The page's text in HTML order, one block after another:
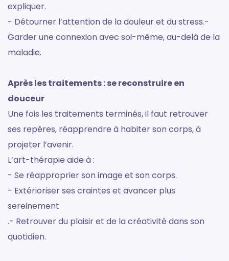
expliquer.
- Détourner l’attention de la douleur et du stress.-
Garder une connexion avec soi-même, au-delà de la
maladie.
Après les traitements : se reconstruire en
douceur
Une fois les traitements terminés, il faut retrouver
ses repères, réapprendre à habiter son corps, à
projeter l’avenir.
L’art-thérapie aide à :
- Se réapproprier son image et son corps.
- Extérioriser ses craintes et avancer plus
sereinement
.- Retrouver du plaisir et de la créativité dans son
quotidien.